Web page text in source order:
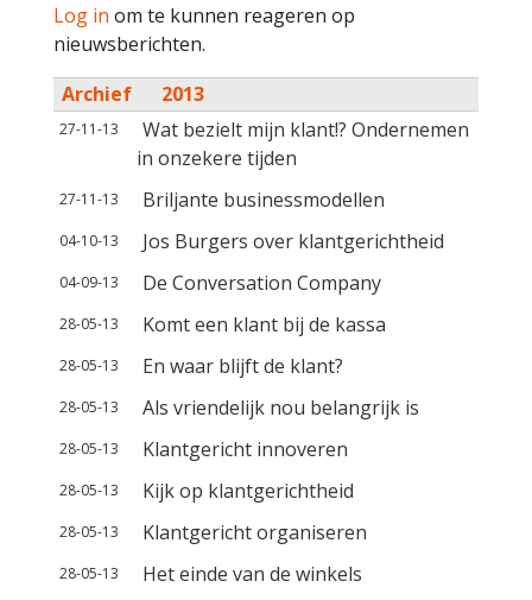
Log in om te kunnen reageren op
nieuwsberichten.
Archief
2013
27-11-13
Wat bezielt mijn klant!? Ondernemen
in onzekere tijden
27-11-13 Briljante businessmodellen
04-10-13 Jos Burgers over klantgerichtheid
04-09-13 De Conversation Company
28-05-13 Komt een klant bij de kassa
28-05-13 En waar blijft de klant?
28-05-13 Als vriendelijk nou belangrijk is
28-05-13 Klantgericht innoveren
28-05-13 Kijk op klantgerichtheid
28-05-13 Klantgericht organiseren
28-05-13 Het einde van de winkels